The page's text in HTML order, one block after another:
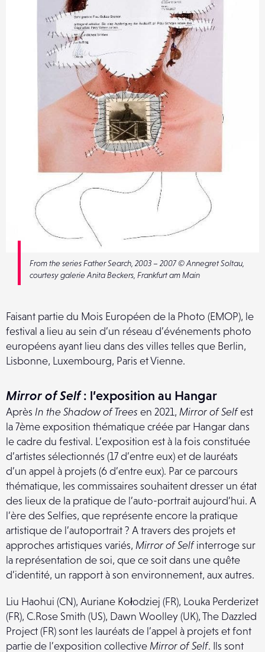
From the series Father Search, 2003 – 2007 © Annegret Soltau,
courtesy galerie Anita Beckers, Frankfurt am Main
Faisant partie du Mois Européen de la Photo (EMOP), le
festival a lieu au sein d’un réseau d’événements photo
européens ayant lieu dans des villes telles que Berlin,
Lisbonne, Luxembourg, Paris et Vienne.
Mirror of Self: l’exposition au Hangar
Après In the Shadow of Trees en 2021, Mirror of Selfest
la 7ème exposition thématique créée par Hangar dans
le cadre du festival. L’exposition est à la fois constituée
d’artistes sélectionnés (17 d’entre eux) et de lauréats
d’un appel à projets (6 d’entre eux). Par ce parcours
thématique, les commissaires souhaitent dresser un état
des lieux de la pratique de l’auto-portrait aujourd’hui. A
l’ère des Selfies, que représente encore la pratique
artistique de l’autoportrait ? A travers des projets et
approches artistiques variés, Mirror of Selfinterroge sur
la représentation de soi, que ce soit dans une quête
d’identité, un rapport à son environnement, aux autres.
Liu Haohui (CN), Auriane Kołodziej (FR), Louka Perderizet
(FR), C.Rose Smith (US), Dawn Woolley (UK), The Dazzled
Project (FR) sont les lauréats de l’appel à projets et font
partie de l’exposition collectiveMirror of Self. Ils sont